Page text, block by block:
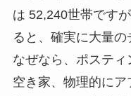
は 52,240世帯です
ると、確実に大量の
なぜなら、ポスティ
空き家、物理的に